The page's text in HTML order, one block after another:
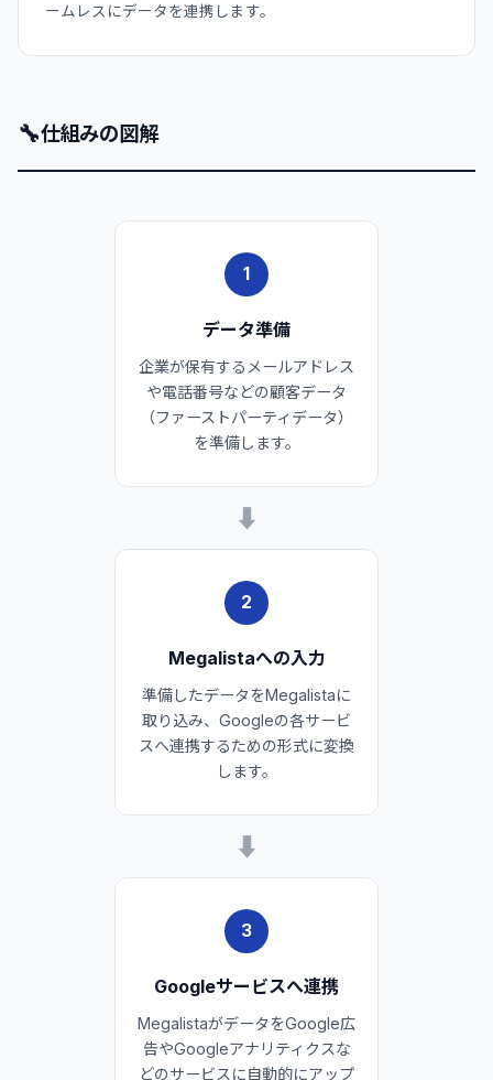
ームレスにデータを連携します。
🔧仕組みの図解
1
データ準備
企業が保有するメールアドレス
や電話番号などの顧客データ
（ファーストパーティデータ）
を準備します。
➡
2
Megalistaへの入力
準備したデータをMegalistaに
取り込み、Googleの各サービ
スへ連携するための形式に変換
します。
➡
3
Googleサービスへ連携
MegalistaがデータをGoogle広
告やGoogleアナリティクスな
どのサービスに自動的にアップ